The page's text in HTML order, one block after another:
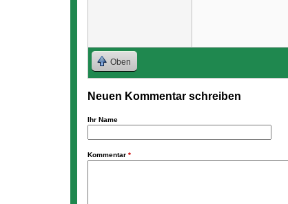
Oben
Neuen Kommentar schreiben
Ihr Name
Kommentar *